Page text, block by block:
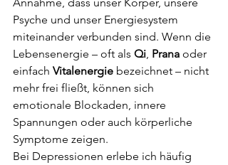
Annahme, dass unser Körper, unsere
Psyche und unser Energiesystem
miteinander verbunden sind. Wenn die
Lebensenergie – oft als Qi, Prana oder
einfach Vitalenergie bezeichnet – nicht
mehr frei fließt, können sich
emotionale Blockaden, innere
Spannungen oder auch körperliche
Symptome zeigen.
Bei Depressionen erlebe ich häufig